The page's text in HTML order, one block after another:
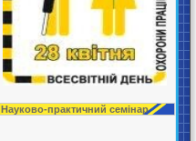
Науково-практичний семінар